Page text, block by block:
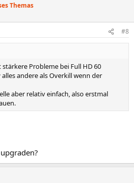
Themas
#8
Probleme bei Full HD 60
andere als Overkill wenn der
aber relativ einfach, also erstmal